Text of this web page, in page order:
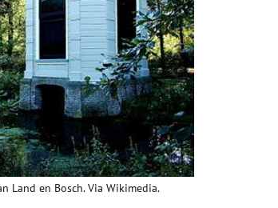
Land en Bosch. Via Wikimedia.